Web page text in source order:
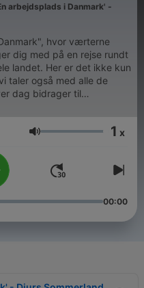
arbejdsplads i Danmark' -
hvor værterne
dig med på en rejse rundt
landet. Her er det ikke kun
taler også med alle de
dag bidrager til
succes. Lyt med og bliv
i Danmark". Skriv til
Lydstyrke 1 x
00:00